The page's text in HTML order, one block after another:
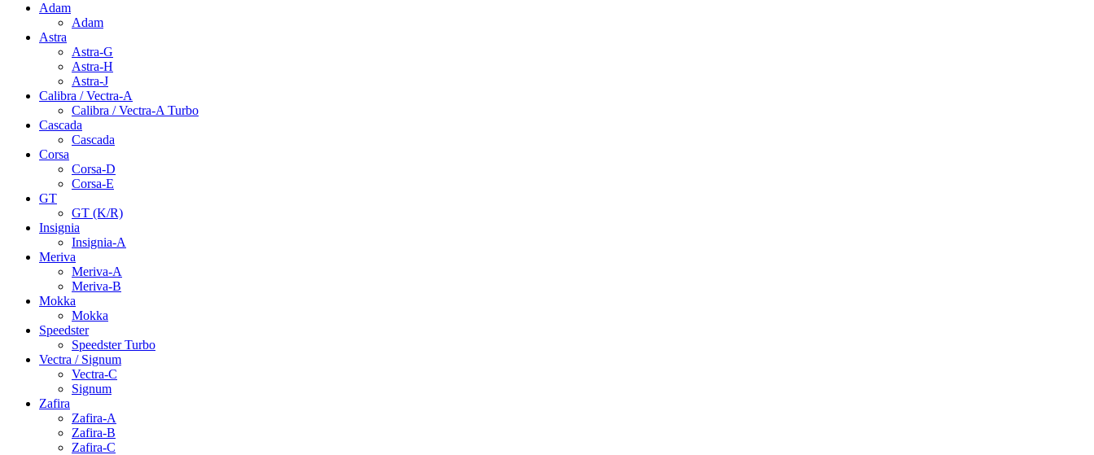
Adam
Adam
Astra
Astra-G
Astra-H
Astra-J
Calibra / Vectra-A
Calibra / Vectra-A Turbo
Cascada
Cascada
Corsa
Corsa-D
Corsa-E
GT
GT (K/R)
Insignia
Insignia-A
Meriva
Meriva-A
Meriva-B
Mokka
Mokka
Speedster
Speedster Turbo
Vectra / Signum
Vectra-C
Signum
Zafira
Zafira-A
Zafira-B
Zafira-C